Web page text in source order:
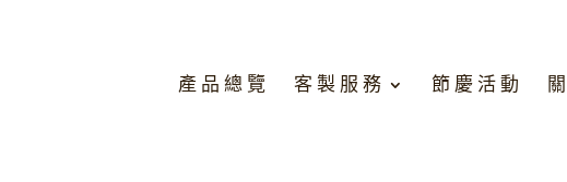
產品總覽 客製服務 節慶活動